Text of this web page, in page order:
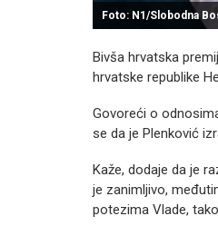
Foto: N1/Slobodna
Bivša hrvatska
hrvatske republike
Govoreći o
se da je Plenković
Kaže, dodaje da je
je zanimljivo,
potezima Vlade,